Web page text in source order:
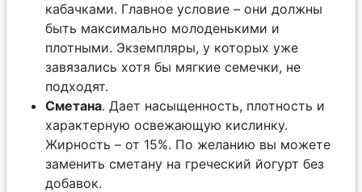
кабачками. Главное условие – они должны
быть максимально молоденькими и
плотными. Экземпляры, у которых уже
завязались хотя бы мягкие семечки, не
подходят.
Сметана. Дает насыщенность, плотность и
характерную освежающую кислинку.
Жирность – от 15%. По желанию вы можете
заменить сметану на греческий йогурт без
добавок.